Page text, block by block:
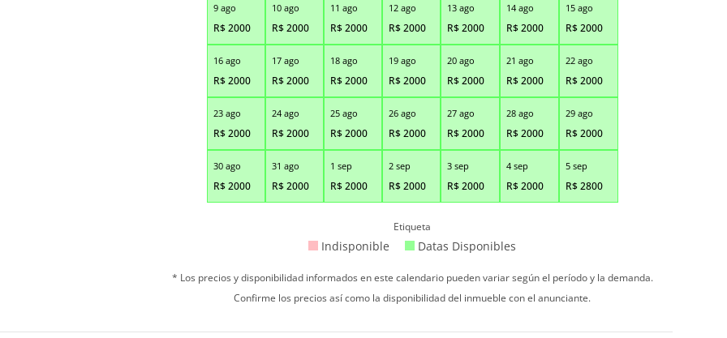
9 ago
R$2000
10 ago
R$2000
11 ago
R$2000
12 ago
R$2000
13 ago
R$2000
14 ago
R$2000
15 ago
R$2000
16 ago
R$2000
17 ago
R$2000
18 ago
R$2000
19 ago
R$2000
20 ago
R$2000
21 ago
R$2000
22 ago
R$2000
23 ago
R$2000
24 ago
R$2000
25 ago
R$2000
26 ago
R$2000
27 ago
R$2000
28 ago
R$2000
29 ago
R$2000
30 ago
R$2000
31 ago
R$2000
1 sep
R$2000
2 sep
R$2000
3 sep
R$2000
4 sep
R$2000
5 sep
R$2800
Etiqueta
Indisponible Datas Disponibles
* Los precios y disponibilidad informados en este calendario pueden variar según el período y la demanda.
Confirme los precios así como la disponibilidad del inmueble con el anunciante.